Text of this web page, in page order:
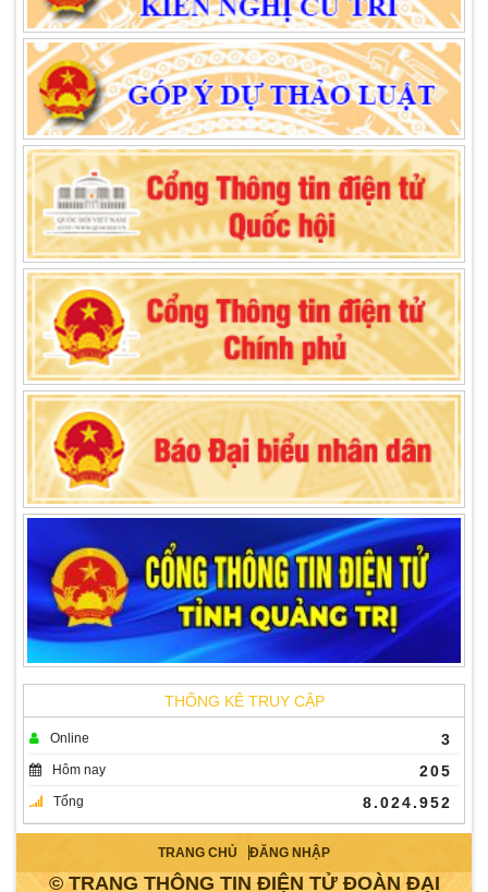
THỐNG KÊ TRUY CẬP
Online 3
Hôm nay 205
Tổng 8.024.952
TRANG CHỦ ĐĂNG NHẬP
© TRANG THÔNG TIN ĐIỆN TỬ ĐOÀN ĐẠI